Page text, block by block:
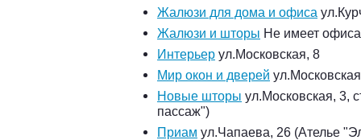
Жалюзи для дома и офиса
Жалюзи и шторы Не имеет офиса
Интерьер ул.Московская, 8
Мир окон и дверей
Новые шторы ул.Московская, 3,
пассаж")
Приам ул.Чапаева, 26 (Ателье